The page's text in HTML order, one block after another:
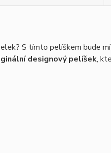
S tímto pelíškem bude
designový pelíšek,